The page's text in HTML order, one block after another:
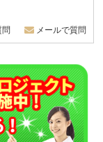
問 メールで質問